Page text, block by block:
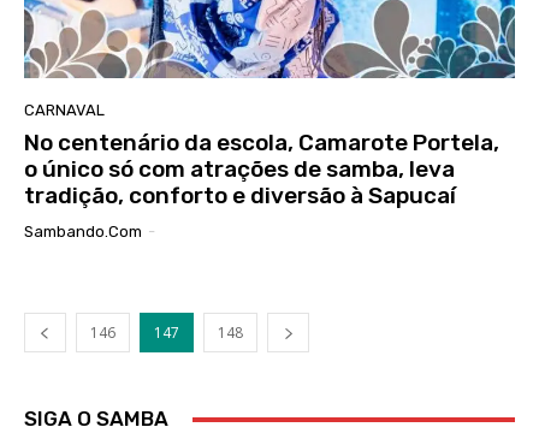
CARNAVAL
No centenário da escola, Camarote Portela,
o único só com atrações de samba, leva
tradição, conforto e diversão à Sapucaí
Sambando.com -
146 147 148
SIGA O SAMBA